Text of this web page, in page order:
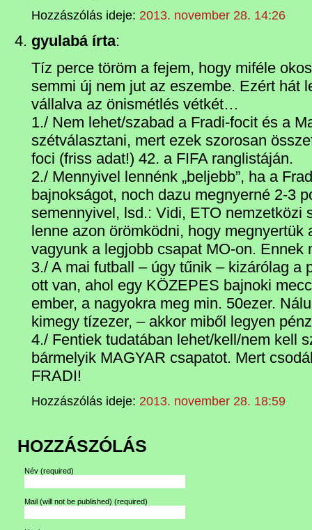
Hozzászólás ideje: 2013. november 28. 14:26
gyulabá írta:
Tíz perce töröm a fejem, hogy miféle
semmi új nem jut az eszembe. Ezért hát
vállalva az önismétlés vétkét…
1./ Nem lehet/szabad a Fradi-focit és a
szétválasztani, mert ezek szorosan
foci (friss adat!) 42. a FIFA ranglistáján.
2./ Mennyivel lennénk „beljebb”, ha a
bajnokságot, noch dazu megnyerné 2-3
semennyivel, lsd.: Vidi, ETO nemzetközi
lenne azon örömködni, hogy megnyertük
vagyunk a legjobb csapat MO-on. Ennek
3./ A mai futball – úgy tűnik – kizárólag a
ott van, ahol egy KÖZEPES bajnoki
ember, a nagyokra meg min. 50ezer.
kimegy tízezer, – akkor miből legyen
4./ Fentiek tudatában lehet/kell/nem kell
bármelyik MAGYAR csapatot. Mert
FRADI!
Hozzászólás ideje: 2013. november 28. 18:59
HOZZÁSZÓLÁS
Név (required)
Mail (will not be published) (required)